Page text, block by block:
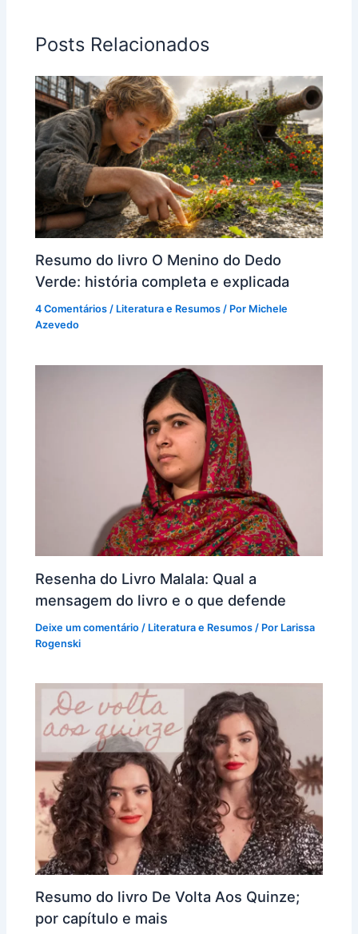
Posts Relacionados
Resumo do livro O Menino do Dedo
Verde: história completa e explicada
4 Comentários / Literatura e Resumos / Por Michele
Azevedo
Resenha do Livro Malala: Qual a
mensagem do livro e o que defende
Deixe um comentário / Literatura e Resumos / Por Larissa
Rogenski
Resumo do livro De Volta Aos Quinze;
por capítulo e mais